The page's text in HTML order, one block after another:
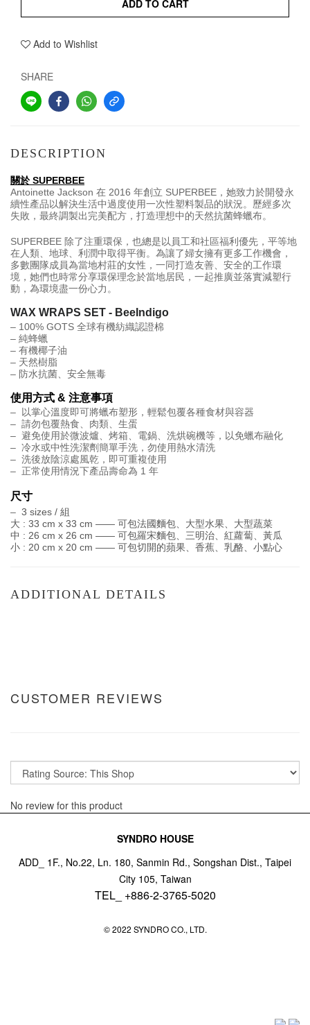
ADD TO CART
Add to Wishlist
SHARE
DESCRIPTION
關於 SUPERBEE
Antoinette Jackson 在 2016 年創立 SUPERBEE，她致力於開發永
續性產品以解決生活中過度使用一次性塑料製品的狀況。歷經多次
失敗，最終調製出完美配方，打造理想中的天然抗菌蜂蠟布。
SUPERBEE 除了注重環保，也總是以員工和社區福利優先，平等地
在人類、地球、利潤中取得平衡。為讓了婦女擁有更多工作機會，
多數團隊成員為當地村莊的女性，一同打造友善、安全的工作環
境，她們也時常分享環保理念於當地居民，一起推廣並落實減塑行
動，為環境盡一份心力。
WAX WRAPS SET - BeeIndigo
– 100% GOTS 全球有機紡織認證棉
– 純蜂蠟
– 有機椰子油
– 天然樹脂
– 防水抗菌、安全無毒
使用方式 & 注意事項
–
以掌心溫度即可將蠟布塑形，輕鬆包覆各種食材與容器
– 請勿包覆熱食、肉類、生蛋
– 避免使用於微波爐、烤箱、電鍋、洗烘碗機等，以免蠟布融化
– 冷水或中性洗潔劑簡單手洗，勿使用熱水清洗
– 洗後放陰涼處風乾，即可重複使用
– 正常使用情況下產品壽命為 1 年
尺寸
– 3 sizes / 組
大 : 33 cm x 33 cm —— 可包法國麵包、大型水果、大型蔬菜
中 : 26 cm x 26 cm —— 可包羅宋麵包、三明治、紅蘿蔔、黃瓜
小 : 20 cm x 20 cm —— 可包切開的蘋果、香蕉、乳酪、小點心
ADDITIONAL DETAILS
CUSTOMER REVIEWS
No review for this product
SYNDRO HOUSE
ADD_ 1F., No.22, Ln. 180, Sanmin Rd., Songshan Dist., Taipei
City 105, Taiwan
TEL_ +886-2-3765-5020
© 2022 SYNDRO CO., LTD.